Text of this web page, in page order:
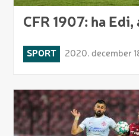
CFR 1907: ha
SPORT 2020. december